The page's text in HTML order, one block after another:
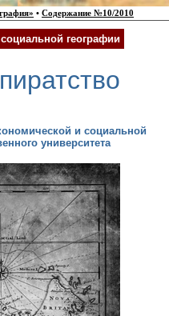
• Содержание №10/2010
географии
и социальной
университета